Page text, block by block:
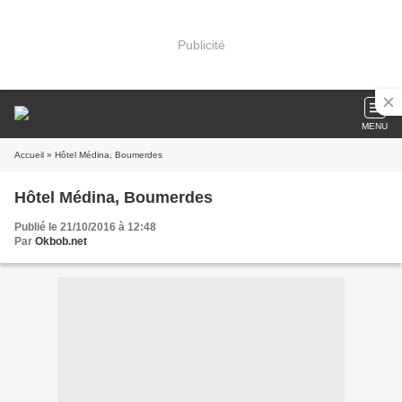
Publicité
MENU
Accueil » Hôtel Médina, Boumerdes
Hôtel Médina, Boumerdes
Publié le 21/10/2016 à 12:48
Par Okbob.net